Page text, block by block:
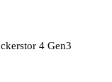
4 Gen3